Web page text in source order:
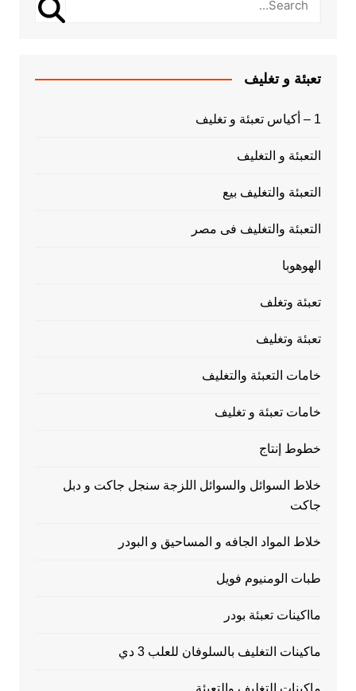
تعبئة و تغليف
1 – أكياس تعبئة و تغليف
التعبئة و التغليف
التعبئة والتغليف بيع
التعبئة والتغليف فى مصر
الهوهوبا
تعبئة وتغلف
تعبئة وتغليف
خامات التعبئة والتغليف
خامات تعبئة و تغليف
خطوط إنتاج
خلاط السوائل والسوائل اللزجة سنجل جاكت و دبل
جاكت
خلاط المواد الجافه و المساحيق و البودر
طبات الومنيوم فويل
مااكينات تعبئة بودر
ماكينات التغليف بالسلوفان للعلب 3 دي
ماكينات التغليف والتعبئة